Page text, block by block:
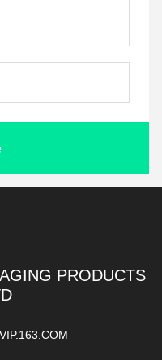
PRODUCTS